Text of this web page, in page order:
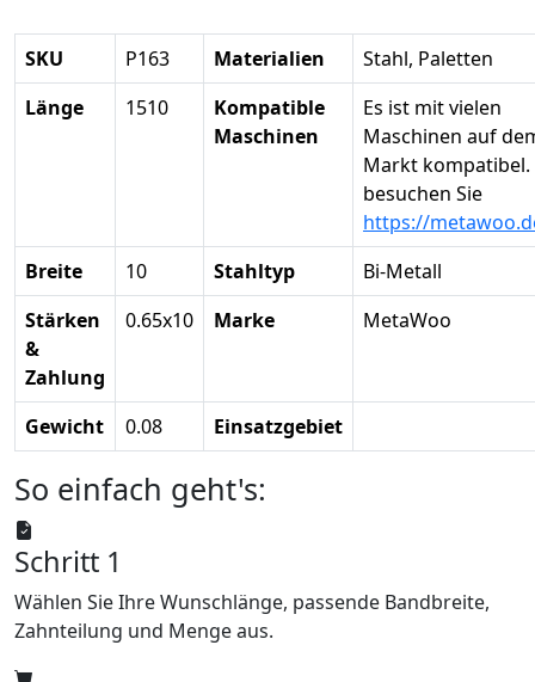
SKU P163 Materialien
Stahl, Paletten
Länge
1510
Kompatible
Maschinen
Es ist mit vielen
Maschinen auf
Markt kompatibel.
besuchen Sie
https://
Breite
10 Stahltyp
Bi-Metall
Stärken
&
Zahlung
0.65x10 Marke MetaWoo
Gewicht 0.08 Einsatzgebiet
So einfach geht's:
Schritt 1
Wählen Sie Ihre Wunschlänge, passende Bandbreite,
Zahnteilung und Menge aus.